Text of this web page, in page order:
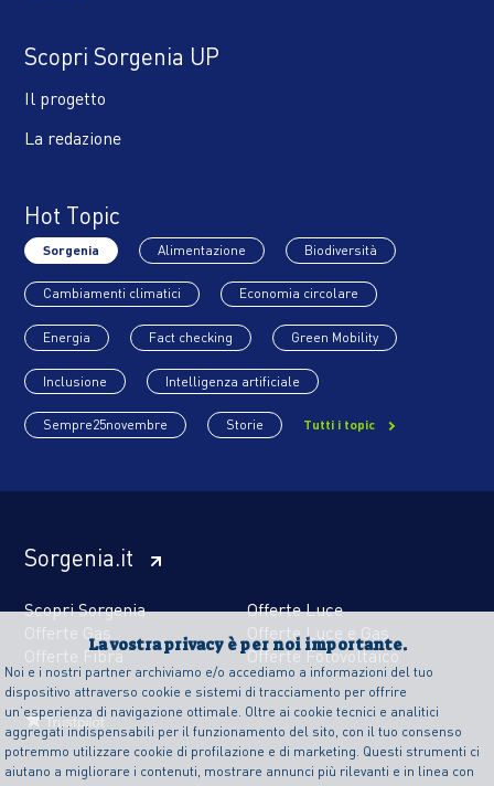
La vostra privacy è per noi importante.
Noi e i nostri partner archiviamo e/o accediamo a informazioni del tuo
dispositivo attraverso cookie e sistemi di tracciamento per offrire
un’esperienza di navigazione ottimale. Oltre ai cookie tecnici e analitici
aggregati indispensabili per il funzionamento del sito, con il tuo consenso
potremmo utilizzare cookie di profilazione e di marketing. Questi strumenti ci
aiutano a migliorare i contenuti, mostrare annunci più rilevanti e in linea con
Scopri Sorgenia UP
Il progetto
La redazione
Hot Topic
Sorgenia Alimentazione Biodiversità
Cambiamenti climatici Economia circolare
Energia Fact checking Green Mobility
Inclusione Intelligenza artificiale
Sempre25novembre Storie Tutti i topic
Sorgenia.it
Scopri Sorgenia
Offerte Luce
Offerte Gas
Offerte Luce e Gas
Offerte Fibra
Offerte Fotovoltaico